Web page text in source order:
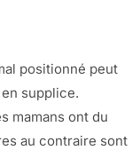
positionné peut
supplice.
mamans ont du
au contraire sont